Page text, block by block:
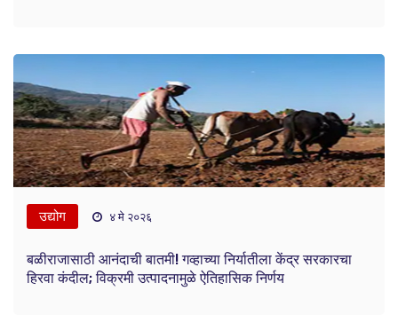
उद्योग ४ मे २०२६
बळीराजासाठी आनंदाची बातमी! गव्हाच्या निर्यातीला केंद्र सरकारचा
हिरवा कंदील; विक्रमी उत्पादनामुळे ऐतिहासिक निर्णय